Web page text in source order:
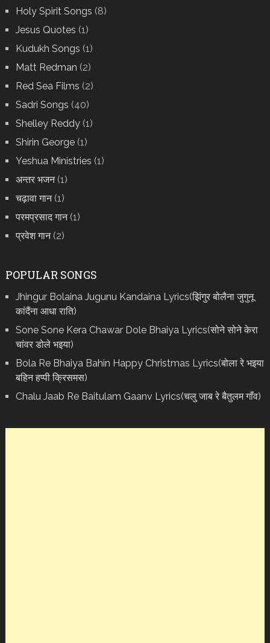
Holy Spirit Songs (8)
Jesus Quotes (1)
Kudukh Songs (1)
Matt Redman (2)
Red Sea Films (2)
Sadri Songs (40)
Shelley Reddy(1)
Shirin George(1)
Yeshua Ministries (1)
अन्तर भजन(1)
चढ़ावा गान(1)
परमप्रसाद गान(1)
प्रवेश गान(2)
POPULAR SONGS
Jhingur Bolaina Jugunu Kandaina Lyrics(झिंगुर बोलैना जुगुनू
कांदैंना आधा राति)
Sone Sone Kera Chawar Dole Bhaiya Lyrics(सोने सोने केरा
चांवर डोले भइया)
Bola Re Bh‌aiya Bahin Happy Christmas Lyrics(बोला रे भ‌इया
बहिन हप्पी क्रिसमस)
Chalu Jaab Re Baitulam Gaanv Lyrics(चलु जाब रे बैतुलम गाँव)